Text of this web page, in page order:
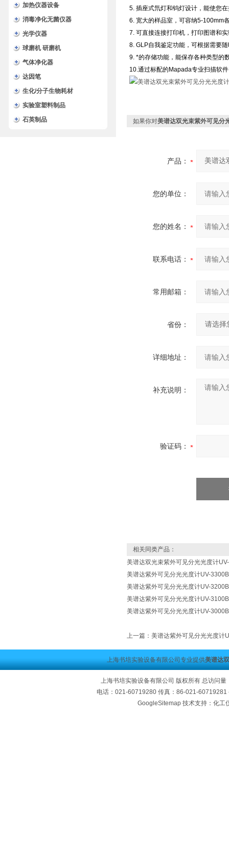
加热仪器设备
消毒净化无菌仪器
光学仪器
球磨机 研磨机
气体净化器
达因笔
生化/分子生物耗材
实验室塑料制品
石英制品
5. 插座式氘灯和钨灯设计，能使您
6. 宽大的样品室，可容纳5-100mm
7. 可直接连接打印机，打印图谱和
8. GLP自我鉴定功能，可根据需要
9. *的存储功能，能保存各种类型的
10.通过标配的Mapada专业扫描软
如果你对美谱达双光束紫外可见分
产品：
您的单位：
您的姓名：
联系电话：
常用邮箱：
省份：
详细地址：
补充说明：
验证码：
相关同类产品：
美谱达双光束紫外可见分光光度计
美谱达紫外可见分光光度计UV-3300B
美谱达紫外可见分光光度计UV-3200B
美谱达紫外可见分光光度计UV-3100B
美谱达紫外可见分光光度计UV-3000B
上一篇： 美谱达紫外可见分光光度计
上海书培实验设备有限公司专业提供美谱达
上海书培实验设备有限公司 版权所有 总访问量
电话：021-60719280 传真：86-021-
GoogleSitemap技术支持：化工